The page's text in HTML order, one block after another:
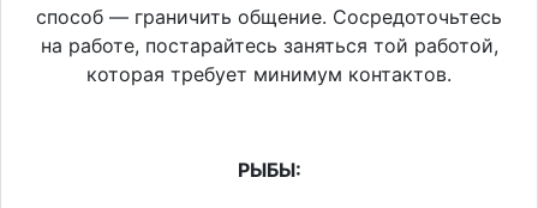
способ — граничить общение. Сосредоточьтесь
на работе, постарайтесь заняться той работой,
которая требует минимум контактов.
РЫБЫ: